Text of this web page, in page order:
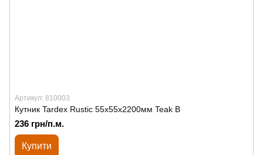
Артикул: 810003
Кутник Tardex Rustic 55х55х2200мм Teak B
236 грн/п.м.
Купити